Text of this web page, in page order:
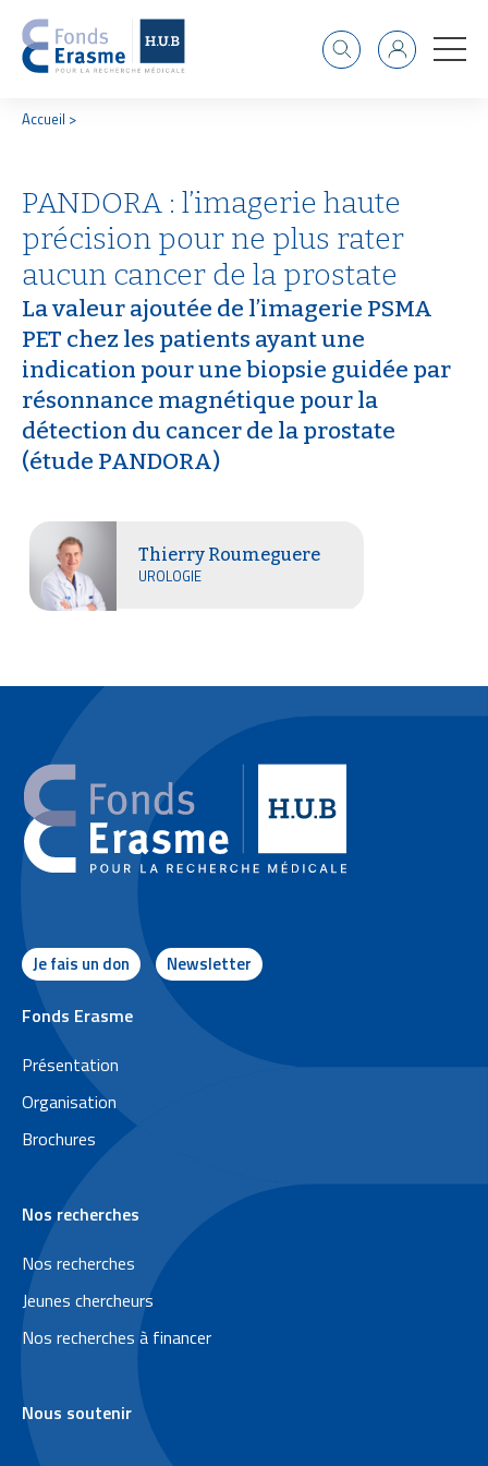
RechercheIdentifiant
F
a
n
e
Accueil
PANDORA : l’imagerie haute
précision pour ne plus rater
aucun cancer de la prostate
La valeur ajoutée de l’imagerie PSMA
PET chez les patients ayant une
indication pour une biopsie guidée par
résonnance magnétique pour la
détection du cancer de la prostate
(étude PANDORA)
Thierry Roumeguere
UROLOGIE
Je fais un don Newsletter
P
i
e
d
e
a
g
e
Fonds Erasme
Présentation
Organisation
Brochures
Nos recherches
Nos recherches
Jeunes chercheurs
Nos recherches à financer
Nous soutenir